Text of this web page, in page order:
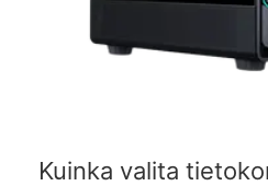
Kuinka valita